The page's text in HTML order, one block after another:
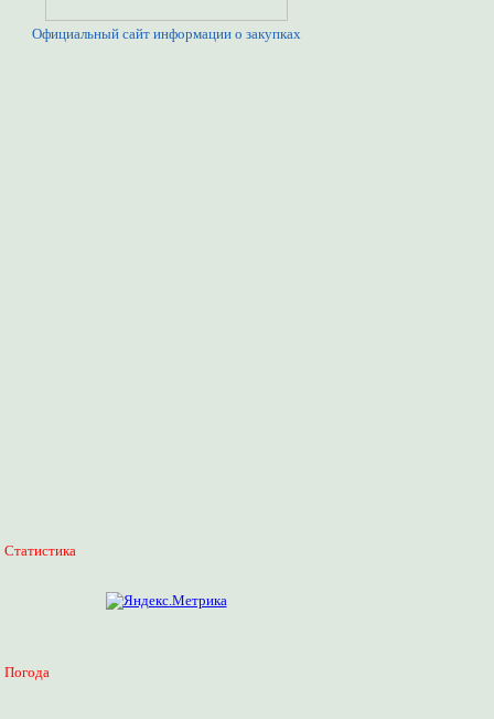
Официальный сайт информации о закупках
Статистика
Погода